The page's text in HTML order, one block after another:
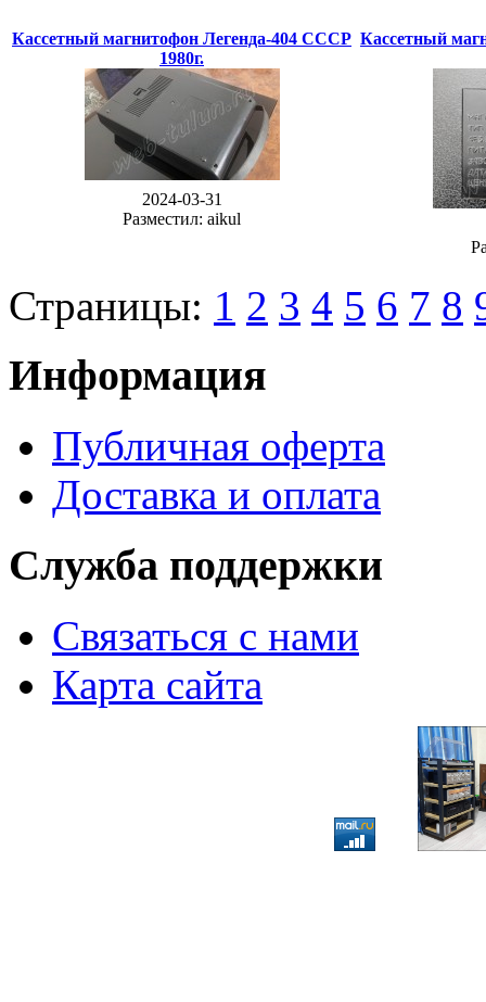
Кассетный магнитофон Легенда-404 СССР
1980г.
2024-03-31
Разместил: aikul
Кассетный
Страницы: 1 2 3 4 5 6 7 8
Информация
Публичная оферта
Доставка и оплата
Служба поддержки
Связаться с нами
Карта сайта